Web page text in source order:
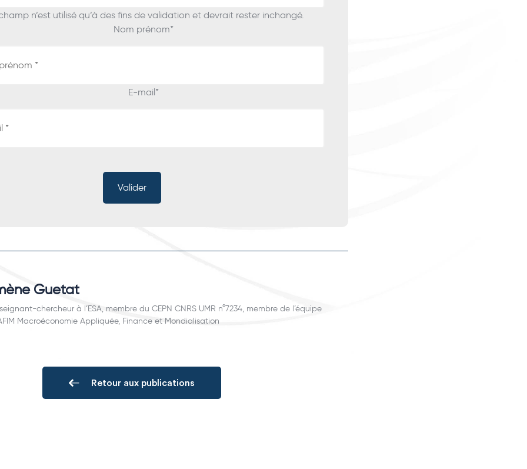
n’est utilisé qu’à des fins de validation et devrait rester inchangé.
Nom prénom*
E-mail*
Guetat
chercheur à l’ESA, membre du CEPN CNRS UMR n°7234, membre de l’équipe
Macroéconomie Appliquée, Finance et Mondialisation
Retour aux publications